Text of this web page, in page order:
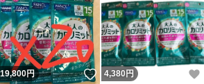
いね！
19,800円 いいね！
4,380 円